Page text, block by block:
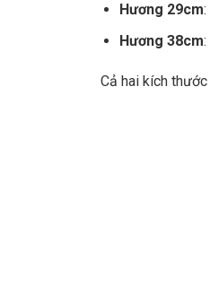
Hương 29cm
Hương 38cm
Cả hai kích